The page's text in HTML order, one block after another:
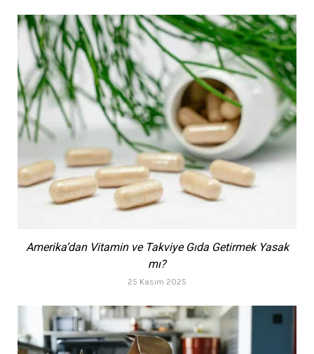
Amerika’dan Vitamin ve Takviye Gıda Getirmek Yasak
mı?
25 Kasım 2025